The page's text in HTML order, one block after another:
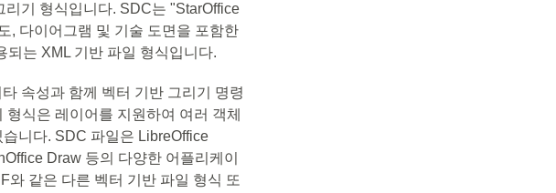
기 형식입니다. SDC는 "StarOffice
, 다이어그램 및 기술 도면을 포함한
는 XML 기반 파일 형식입니다.
속성과 함께 벡터 기반 그리기 명령
식은 레이어를 지원하여 여러 객체
니다. SDC 파일은 LibreOffice
Draw 등의 다양한 어플리케이
와 같은 다른 벡터 기반 파일 형식 또